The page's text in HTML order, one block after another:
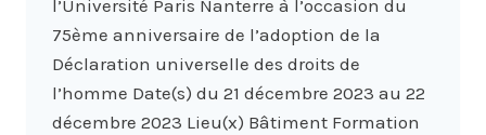
l’Université Paris Nanterre à l’occasion du
75ème anniversaire de l’adoption de la
Déclaration universelle des droits de
l’homme Date(s) du 21 décembre 2023 au 22
décembre 2023 Lieu(x) Bâtiment Formation